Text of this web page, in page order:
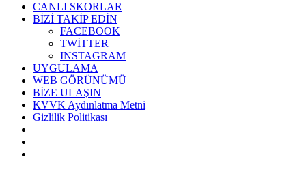
CANLI SKORLAR
BİZİ TAKİP EDİN
FACEBOOK
TWİTTER
INSTAGRAM
UYGULAMA
WEB GÖRÜNÜMÜ
BİZE ULAŞIN
KVVK Aydınlatma Metni
Gizlilik Politikası